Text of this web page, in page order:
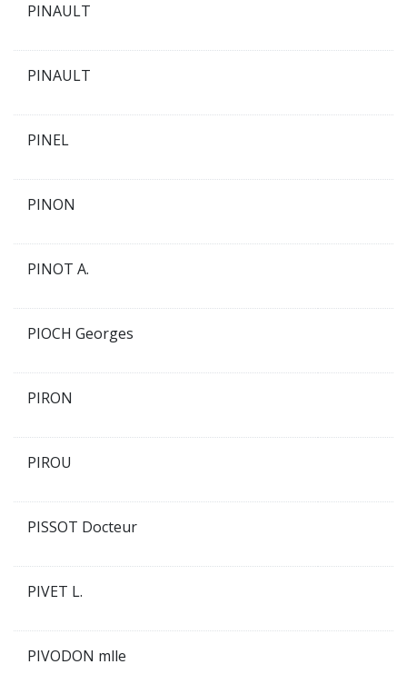
PINAULT
PINAULT
PINEL
PINON
PINOT A.
PIOCH Georges
PIRON
PIROU
PISSOT Docteur
PIVET L.
PIVODON mlle